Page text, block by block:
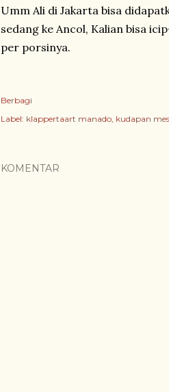
Umm Ali di Jakarta bisa
sedang ke Ancol, Kalian bisa
per porsinya.
Berbagi
Label: klappertaart manado kudapan
KOMENTAR